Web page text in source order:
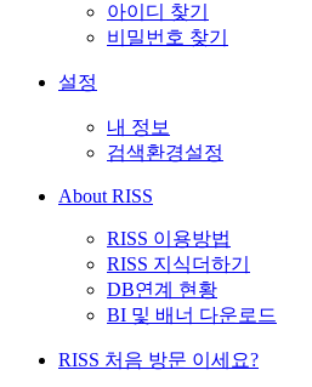
아이디 찾기
비밀번호 찾기
설정
내 정보
검색환경설정
About RISS
RISS 이용방법
RISS 지식더하기
DB연계 현황
BI 및 배너 다운로드
RISS 처음 방문 이세요?